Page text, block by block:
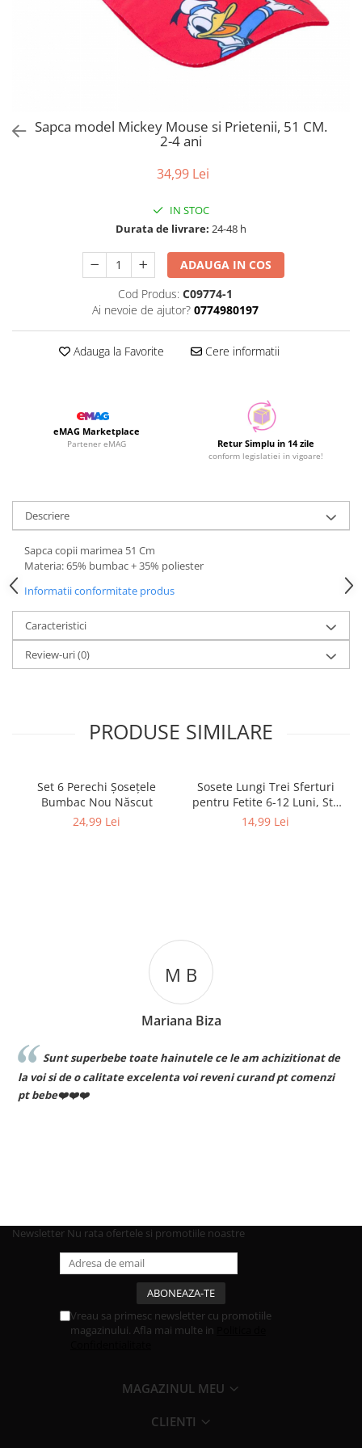
Sapca model Mickey Mouse si Prietenii, 51 CM.
2-4 ani
34,99 Lei
IN STOC
Durata de livrare: 24-48 h
ADAUGA IN COS
Cod Produs: C09774-1
Ai nevoie de ajutor? 0774980197
Adauga la Favorite Cere informatii
eMAG Marketplace
Partener eMAG Retur Simplu in 14 zile
conform legislatiei in vigoare!
Descriere
Sapca copii marimea 51 Cm
Materia: 65% bumbac + 35% poliester
Informatii conformitate produs
Caracteristici
Review-uri(0)
PRODUSE SIMILARE
Set 6 Perechi Şosețele
Bumbac Nou Născut
24,99 Lei
Sosete Lungi Trei Sferturi
pentru Fetite 6-12 Luni, Stil
Dres Dantelat, cu Fundita
14,99 Lei
M B
Mariana Biza
Sunt superbebe toate hainutele ce le am achizitionat de
la voi si de o calitate excelenta voi reveni curand pt comenzi
pt bebe❤️❤️❤️
Newsletter Nu rata ofertele si promotiile noastre
Vreau sa primesc newsletter cu promotiile
magazinului. Afla mai multe in
MAGAZINUL MEU
CLIENTI